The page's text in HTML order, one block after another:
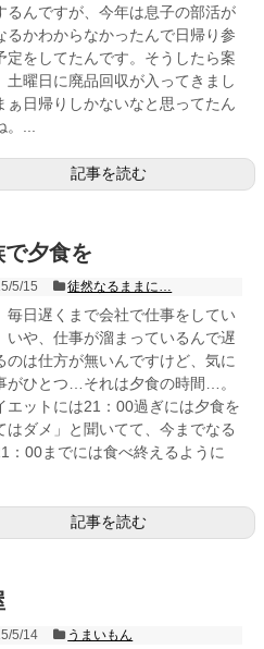
るんですが、今年は息子の部活が
るかわからなかったんで日帰り参
定をしてたんです。そうしたら案
土曜日に廃品回収が入ってきまし
日帰りしかないなと思ってたん
。...
記事を読む
で夕食を
5/15 徒然なるままに…
毎日遅くまで会社で仕事をしてい
いや、仕事が溜まっているんで遅
のは仕方が無いんですけど、気に
がひとつ…それは夕食の時間…。
エットには21：00過ぎには夕食を
はダメ」と聞いてて、今までなる
：00までには食べ終えるように
記事を読む
5/14 うまいもん